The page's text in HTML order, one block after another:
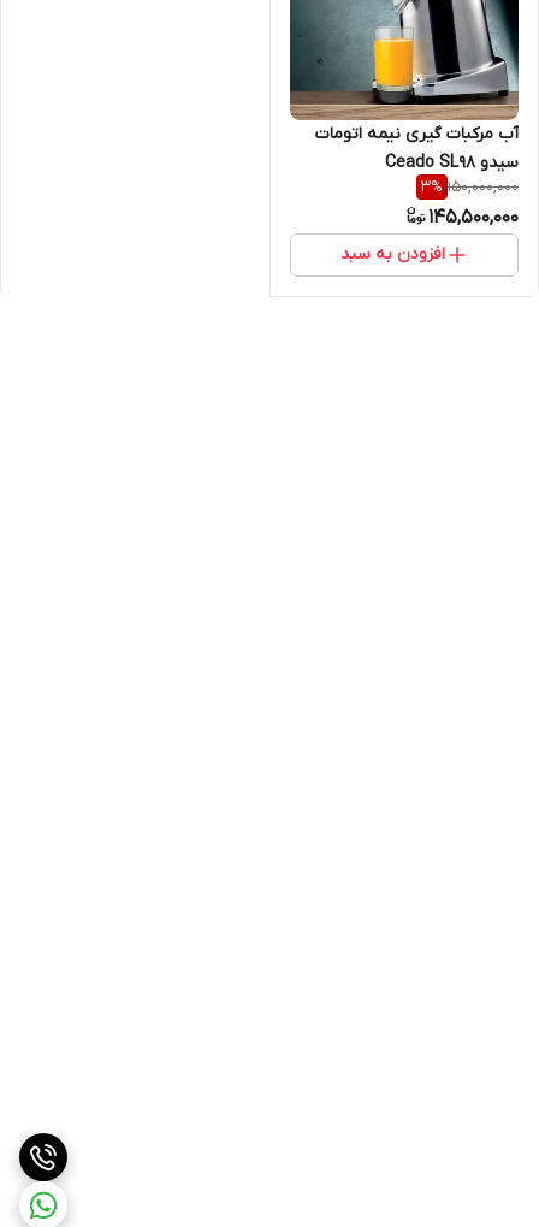
آب مرکبات گیری نیمه اتومات
سیدو Ceado SL98
150,000,000
3%
145,500,000
افزودن به سبد